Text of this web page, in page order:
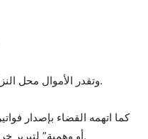
وتقدر الأموال محل النزاع بحوالي 650 ألف فرنك سويسري.
كما اتهمه القضاء بإصدار
أو وهمية” لتبرير خروج هذه الأموال من حسابات الشركة.